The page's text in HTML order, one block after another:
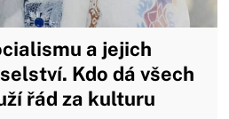
a jejich
Kdo dá všech
řád za kulturu